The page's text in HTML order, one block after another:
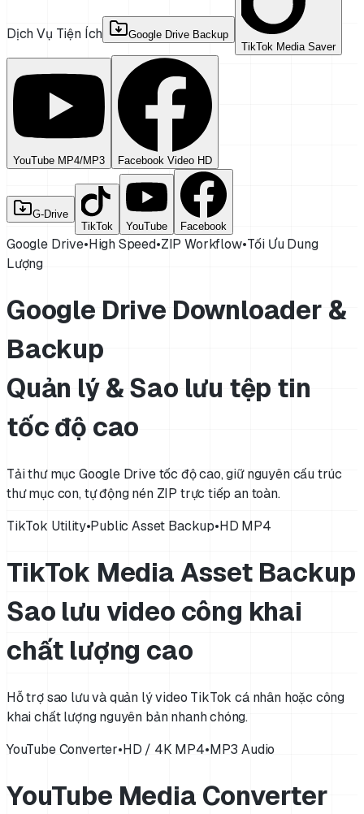
Dịch Vụ Tiện Ích
Google Drive Backup
TikTok Media Saver
YouTube MP4/MP3 Facebook Video HD
G-Drive
TikTok
YouTube Facebook
Google Drive•High Speed•ZIP Workflow•Tối Ưu Dung
Lượng
Google Drive Downloader &
Backup
Quản lý & Sao lưu tệp tin
tốc độ cao
Tải thư mục Google Drive tốc độ cao, giữ nguyên cấu trúc
thư mục con, tự động nén ZIP trực tiếp an toàn.
TikTok Utility•Public Asset Backup•HD MP4
TikTok Media Asset Backup
Sao lưu video công khai
chất lượng cao
Hỗ trợ sao lưu và quản lý video TikTok cá nhân hoặc công
khai chất lượng nguyên bản nhanh chóng.
YouTube Converter•HD / 4K MP4•MP3 Audio
YouTube Media Converter